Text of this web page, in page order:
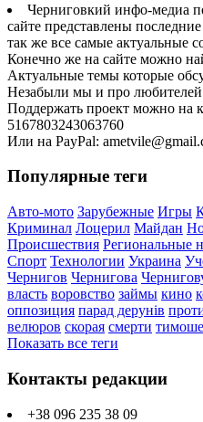
Черниговкий инфо-медиа
сайте представлены
так же все самые актуальные
Конечно же на сайте можно
Актуальные темы которые
Незабыли мы и про любителей
Поддержать проект можно на
5167803243063760
Или на PayPal:
Популярные теги
Авто-мото Зарубежные Игры
Криминал Лоцерил Майдан
Происшествия Региональные
Спорт Технологии Украина
Чернигов Чернигова
власть воровство займы кино
оппозиция парад дерунів
велюров скорая смерти
Показать все теги
Контакты редакции
+38 096 235 38 09